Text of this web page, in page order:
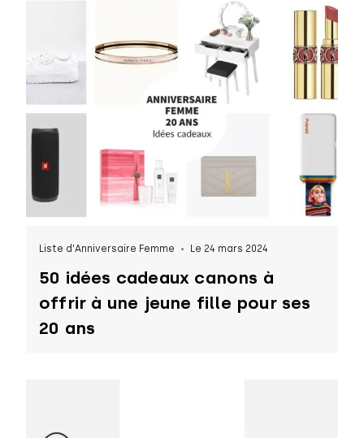
Liste d'Anniversaire Femme Le 24 mars 2024
50 idées cadeaux canons à
offrir à une jeune fille pour ses
20 ans